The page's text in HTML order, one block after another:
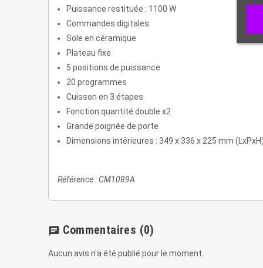
Puissance restituée : 1100 W
Commandes digitales
Sole en céramique
Plateau fixe
5 positions de puissance
20 programmes
Cuisson en 3 étapes
Fonction quantité double x2
Grande poignée de porte
Dimensions intérieures : 349 x 336 x 225 mm
Référence : CM1089A
chat Commentaires (0)
Aucun avis n'a été publié pour le moment.